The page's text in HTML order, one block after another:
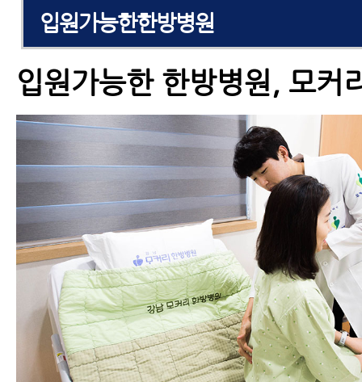
입원가능한한방병원
입원가능한 한방병원, 모커